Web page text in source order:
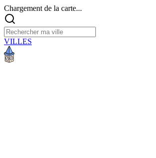
Chargement de la carte...
VILLES